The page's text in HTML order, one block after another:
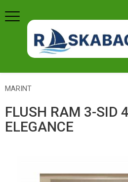
Meny
MARINT
FLUSH RAM 3-SID
ELEGANCE